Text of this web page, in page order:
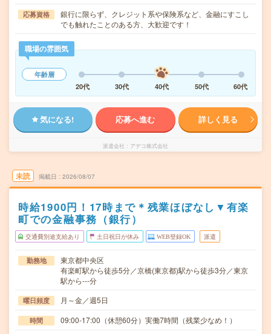
応募資格
銀行に限らず、クレジット系や保険系など、金融にすこし
でも触れたことのある方、大歓迎です！
職場の雰囲気
年齢層
20代
30代 40代 50代 60代
気になる! 応募へ進む 詳しく見る
派遣会社 アデコ株式会社
未読 掲載日 2026/08/07
時給1900円！17時まで＊残業ほぼなし▼有楽
町での金融事務（銀行）
交通費別途支給あり 土日祝日が休み WEB登録OK 派遣
勤務地
東京都中央区
有楽町駅から徒歩5分／京橋(東京都)駅から徒歩3分／東京
駅から---分
曜日頻度 月～金／週5日
時間 09:00-17:00（休憩60分）実働7時間（残業少なめ！）